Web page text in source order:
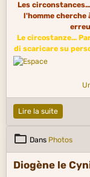
Les
l'homme cherche
Le circostanze...
di scaricare su
Lire la suite
Dans Photos
Diogène le